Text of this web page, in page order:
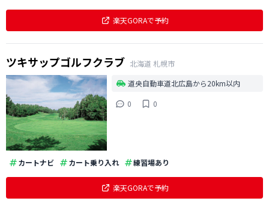
楽天GORAで予約
ツキサップゴルフクラブ 北海道 札幌市
道央自動車道北広島から20km以内
0
0
カートナビ カート乗り入れ 練習場あり
楽天GORAで予約